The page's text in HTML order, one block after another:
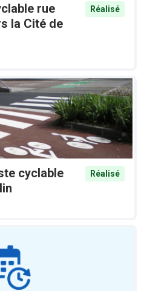
rue
la Cité de
Réalisé
cyclable
Réalisé